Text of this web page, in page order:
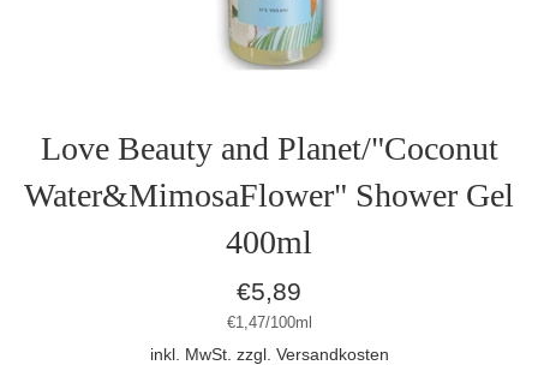
Love Beauty and Planet/"Coconut
Water&MimosaFlower" Shower Gel
400ml
Normaler
Preis
€5,89
Stückpreis
€1,47/pro
100ml
inkl. MwSt. zzgl. Versandkosten